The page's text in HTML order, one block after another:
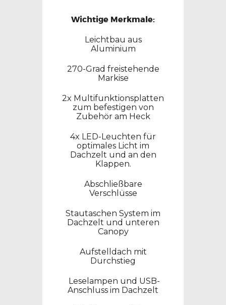
Wichtige Merkmale:
Leichtbau aus
Aluminium
270-Grad freistehende
Markise
2x Multifunktionsplatten
zum befestigen von
Zubehör am Heck
4x LED-Leuchten für
optimales Licht im
Dachzelt und an den
Klappen.
Abschließbare
Verschlüsse
Stautaschen System im
Dachzelt und unteren
Canopy
Aufstelldach mit
Durchstieg
Leselampen und USB-
Anschluss im Dachzelt